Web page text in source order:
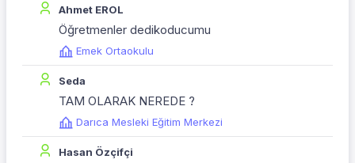
Ahmet EROL
Öğretmenler dedikoducumu
Emek Ortaokulu
Seda
TAM OLARAK NEREDE ?
Darıca Mesleki Eğitim Merkezi
Hasan Özçifçi